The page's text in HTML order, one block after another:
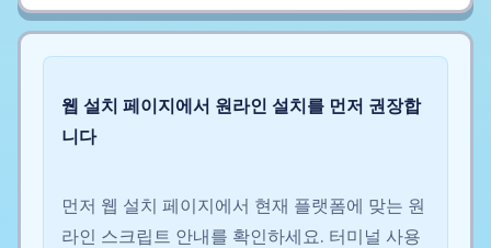
웹 설치 페이지에서 원라인 설치를 먼저 권장합
니다
먼저 웹 설치 페이지에서 현재 플랫폼에 맞는 원
라인 스크립트 안내를 확인하세요. 터미널 사용